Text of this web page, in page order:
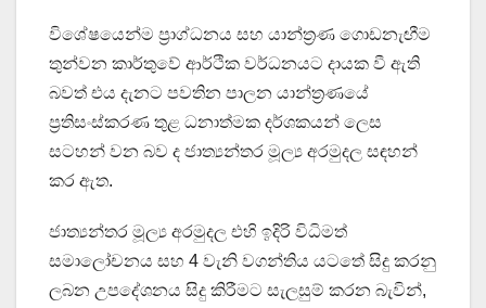
විශේෂයෙන්ම ප්‍රාග්ධනය සහ යාන්ත්‍රණ ගොඩනැඟීම
තුන්වන කාර්තුවේ ආර්ථික වර්ධනයට දායක වී ඇති
බවත් එය දැනට පවතින පාලන යාන්ත්‍රණයේ
ප්‍රතිසංස්කරණ තුළ ධනාත්මක දර්ශකයන් ලෙස
සටහන් වන බව ද ජාත්‍යන්තර මූල්‍ය අරමුදල සඳහන්
කර ඇත.
ජාත්‍යන්තර මූල්‍ය අරමුදල එහි ඉදිරි විධිමත්
සමාලෝචනය සහ 4 වැනි වගන්තිය යටතේ සිදු කරනු
ලබන උපදේශනය සිදු කිරීමට සැලසුම් කරන බැවින්,